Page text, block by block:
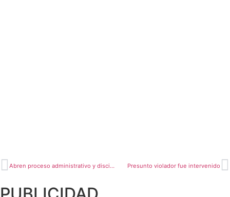
Abren proceso administrativo y disciplinario a oficial de la PNP Presunto violador fue intervenido